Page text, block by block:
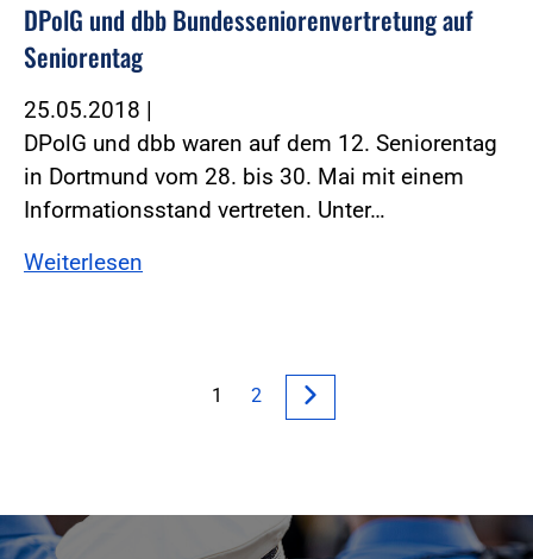
DPolG und dbb Bundesseniorenvertretung auf
Seniorentag
25.05.2018 |
DPolG und dbb waren auf dem 12. Seniorentag
in Dortmund vom 28. bis 30. Mai mit einem
Informationsstand vertreten. Unter…
Weiterlesen
1 2